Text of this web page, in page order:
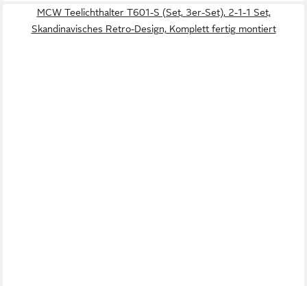
MCW Teelichthalter T601-S (Set, 3er-Set), 2-1-1 Set,
Skandinavisches Retro-Design, Komplett fertig montiert